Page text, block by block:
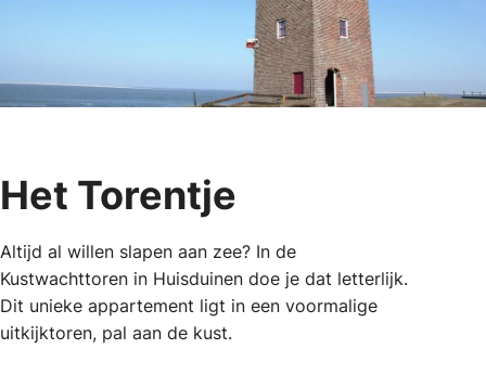
Het Torentje
Altijd al willen slapen aan zee? In de
Kustwachttoren in Huisduinen doe je dat letterlijk.
Dit unieke appartement ligt in een voormalige
uitkijktoren, pal aan de kust.